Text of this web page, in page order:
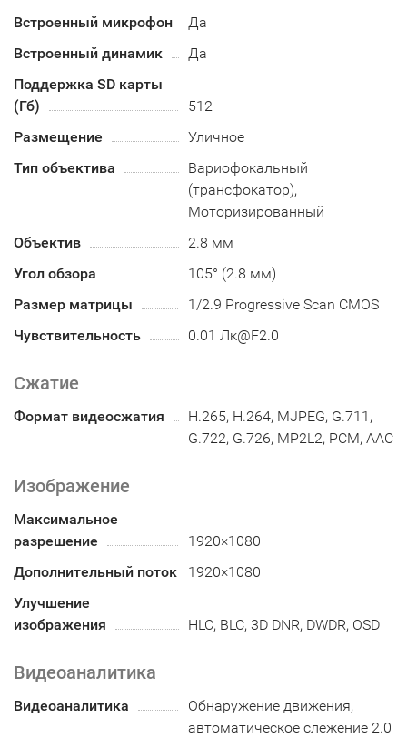
Встроенный микрофон
Да
Встроенный динамик
Да
Поддержка SD карты
(Гб)
512
Размещение
Уличное
Тип объектива
Вариофокальный
(трансфокатор),
Моторизированный
Объектив
2.8 мм
Угол обзора
105° (2.8 мм)
Размер матрицы
1/2.9 Progressive Scan CMOS
Чувствительность
0.01 Лк@F2.0
Сжатие
Формат видеосжатия
H.265, H.264, MJPEG, G.711,
G.722, G.726, MP2L2, PCM, AAC
Изображение
Максимальное
разрешение
1920×1080
Дополнительный поток
1920×1080
Улучшение
изображения
HLC, BLC, 3D DNR, DWDR, OSD
Видеоаналитика
Видеоаналитика
Обнаружение движения,
автоматическое слежение 2.0